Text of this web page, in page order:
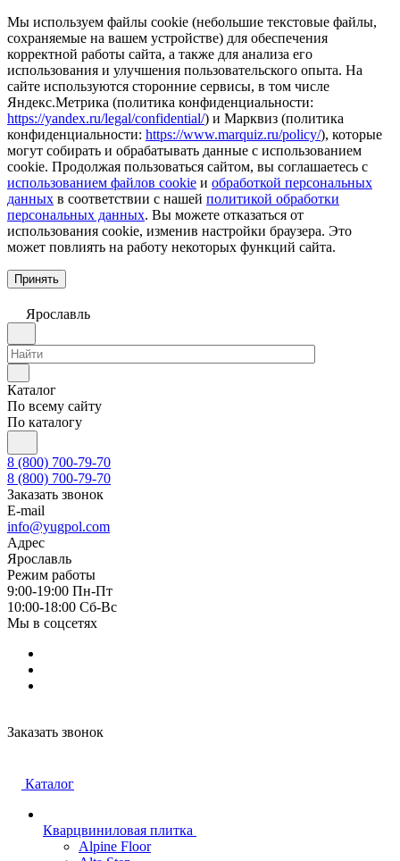
Мы используем файлы cookie (небольшие текстовые файлы,
сохраняемые на вашем устройстве) для обеспечения
корректной работы сайта, а также для анализа его
использования и улучшения пользовательского опыта. На
сайте используются сторонние сервисы, в том числе
Яндекс.Метрика (политика конфиденциальности:
https://yandex.ru/legal/confidential/) и Марквиз (политика
конфиденциальности: https://www.marquiz.ru/policy/), которые
могут собирать и обрабатывать данные с использованием
cookie. Продолжая пользоваться сайтом, вы соглашаетесь с
использованием файлов cookie и обработкой персональных
данных в соответствии с нашей политикой обработки
персональных данных. Вы можете отказаться от
использования cookie, изменив настройки браузера. Это
может повлиять на работу некоторых функций сайта.
Принять
Ярославль
Каталог
По всему сайту
По каталогу
8 (800) 700-79-70
8 (800) 700-79-70
Заказать звонок
E-mail
info@yugpol.com
Адрес
Ярославль
Режим работы
9:00-19:00 Пн-Пт
10:00-18:00 Cб-Вс
Мы в соцсетях
Заказать звонок
Каталог
Кварцвиниловая плитка
Alpine Floor